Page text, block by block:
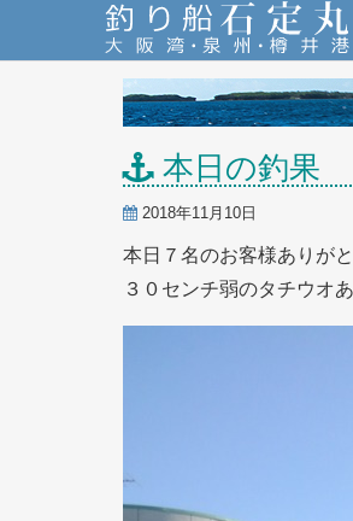
本日の釣果
2018年11月10日
本日７名のお客様ありが
３０センチ弱のタチウオ